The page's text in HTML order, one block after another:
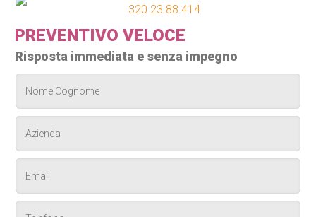
320 23.88.414
PREVENTIVO VELOCE
Risposta immediata e senza impegno